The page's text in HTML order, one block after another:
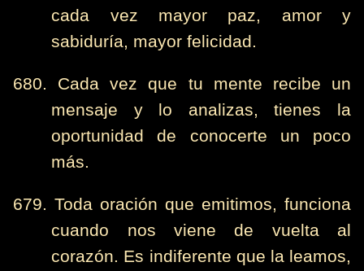
cada vez mayor paz, amor y
sabiduría, mayor felicidad.
680. Cada vez que tu mente recibe un
mensaje y lo analizas, tienes la
oportunidad de conocerte un poco
más.
679. Toda oración que emitimos, funciona
cuando nos viene de vuelta al
corazón. Es indiferente que la leamos,